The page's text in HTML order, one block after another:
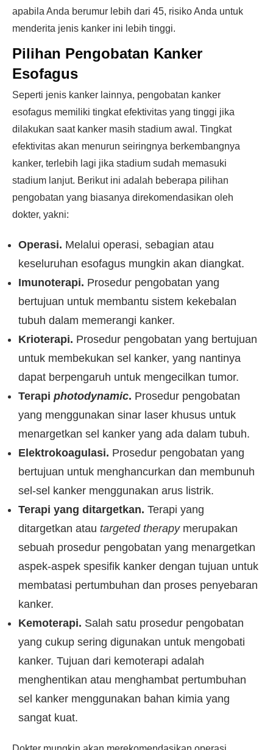
apabila Anda berumur lebih dari 45, risiko Anda untuk
menderita jenis kanker ini lebih tinggi.
Pilihan Pengobatan Kanker
Esofagus
Seperti jenis kanker lainnya, pengobatan kanker
esofagus memiliki tingkat efektivitas yang tinggi jika
dilakukan saat kanker masih stadium awal. Tingkat
efektivitas akan menurun seiringnya berkembangnya
kanker, terlebih lagi jika stadium sudah memasuki
stadium lanjut. Berikut ini adalah beberapa pilihan
pengobatan yang biasanya direkomendasikan oleh
dokter, yakni:
Operasi. Melalui operasi, sebagian atau
keseluruhan esofagus mungkin akan diangkat.
Imunoterapi. Prosedur pengobatan yang
bertujuan untuk membantu sistem kekebalan
tubuh dalam memerangi kanker.
Krioterapi. Prosedur pengobatan yang bertujuan
untuk membekukan sel kanker, yang nantinya
dapat berpengaruh untuk mengecilkan tumor.
Terapi photodynamic. Prosedur pengobatan
yang menggunakan sinar laser khusus untuk
menargetkan sel kanker yang ada dalam tubuh.
Elektrokoagulasi. Prosedur pengobatan yang
bertujuan untuk menghancurkan dan membunuh
sel-sel kanker menggunakan arus listrik.
Terapi yang ditargetkan. Terapi yang
ditargetkan atau targeted therapymerupakan
sebuah prosedur pengobatan yang menargetkan
aspek-aspek spesifik kanker dengan tujuan untuk
membatasi pertumbuhan dan proses penyebaran
kanker.
Kemoterapi. Salah satu prosedur pengobatan
yang cukup sering digunakan untuk mengobati
kanker. Tujuan dari kemoterapi adalah
menghentikan atau menghambat pertumbuhan
sel kanker menggunakan bahan kimia yang
sangat kuat.